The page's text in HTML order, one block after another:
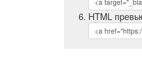
HTML